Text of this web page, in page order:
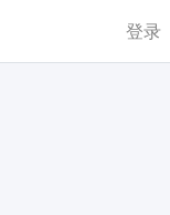
登录